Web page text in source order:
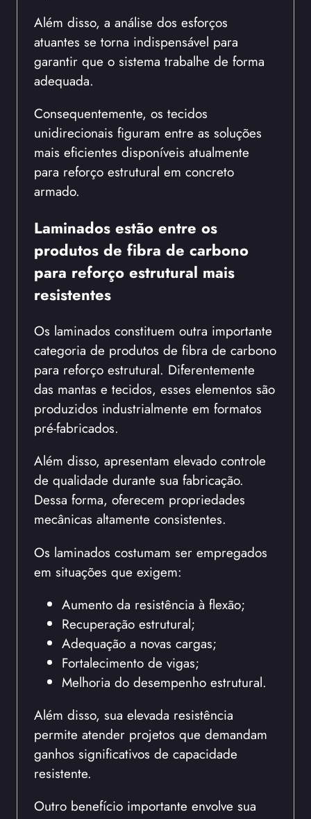
Além disso, a análise dos esforços
atuantes se torna indispensável para
garantir que o sistema trabalhe de forma
adequada.
Consequentemente, os tecidos
unidirecionais figuram entre as soluções
mais eficientes disponíveis atualmente
para reforço estrutural em concreto
armado.
Laminados estão entre os
produtos de fibra de carbono
para reforço estrutural mais
resistentes
Os laminados constituem outra importante
categoria de produtos de fibra de carbono
para reforço estrutural. Diferentemente
das mantas e tecidos, esses elementos são
produzidos industrialmente em formatos
pré-fabricados.
Além disso, apresentam elevado controle
de qualidade durante sua fabricação.
Dessa forma, oferecem propriedades
mecânicas altamente consistentes.
Os laminados costumam ser empregados
em situações que exigem:
Aumento da resistência à flexão;
Recuperação estrutural;
Adequação a novas cargas;
Fortalecimento de vigas;
Melhoria do desempenho estrutural.
Além disso, sua elevada resistência
permite atender projetos que demandam
ganhos significativos de capacidade
resistente.
Outro benefício importante envolve sua